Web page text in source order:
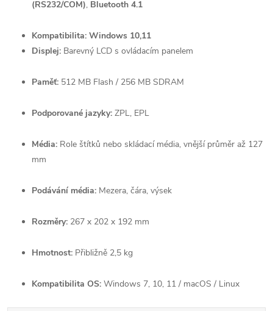
(RS232/COM), Bluetooth 4.1
Kompatibilita: Windows 10,11
Displej: Barevný LCD s ovládacím panelem
Paměť: 512 MB Flash / 256 MB SDRAM
Podporované jazyky: ZPL, EPL
Média: Role štítků nebo skládací média, vnější průměr až 127
mm
Podávání média: Mezera, čára, výsek
Rozměry: 267 x 202 x 192 mm
Hmotnost: Přibližně 2,5 kg
Kompatibilita OS: Windows 7, 10, 11 / macOS / Linux